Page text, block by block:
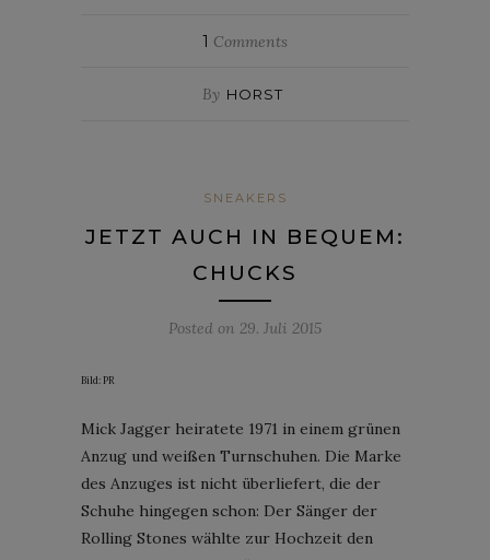
1 Comments
By HORST
SNEAKERS
JETZT AUCH IN BEQUEM:
CHUCKS
Posted on 29. Juli 2015
Bild: PR
Mick Jagger heiratete 1971 in einem grünen
Anzug und weißen Turnschuhen. Die Marke
des Anzuges ist nicht überliefert, die der
Schuhe hingegen schon: Der Sänger der
Rolling Stones wählte zur Hochzeit den